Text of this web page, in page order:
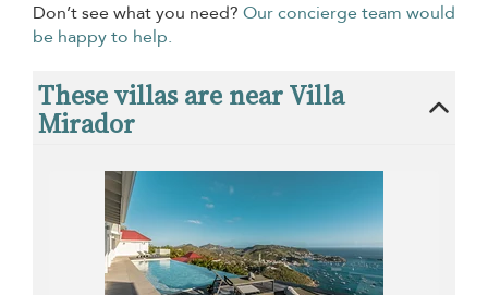
Don’t see what you need? Our concierge team would
be happy to help.
These villas are near Villa
Mirador